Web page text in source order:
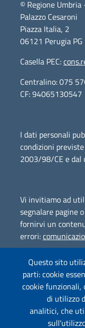
© Regione
Palazzo Cesaroni
Piazza Italia, 2
06121 Perugia PG
Casella PEC:
Centralino: 075
CF: 94065130547
I dati personali
condizioni
2003/98/CE e dal
Vi invitiamo ad
segnalare pagine
fornirvi un
errori:
Amministrazione
Segnalazione Illeciti
Albo on-line
Questo sito
parti: cookie
cookie
di utilizzo
analitici, che